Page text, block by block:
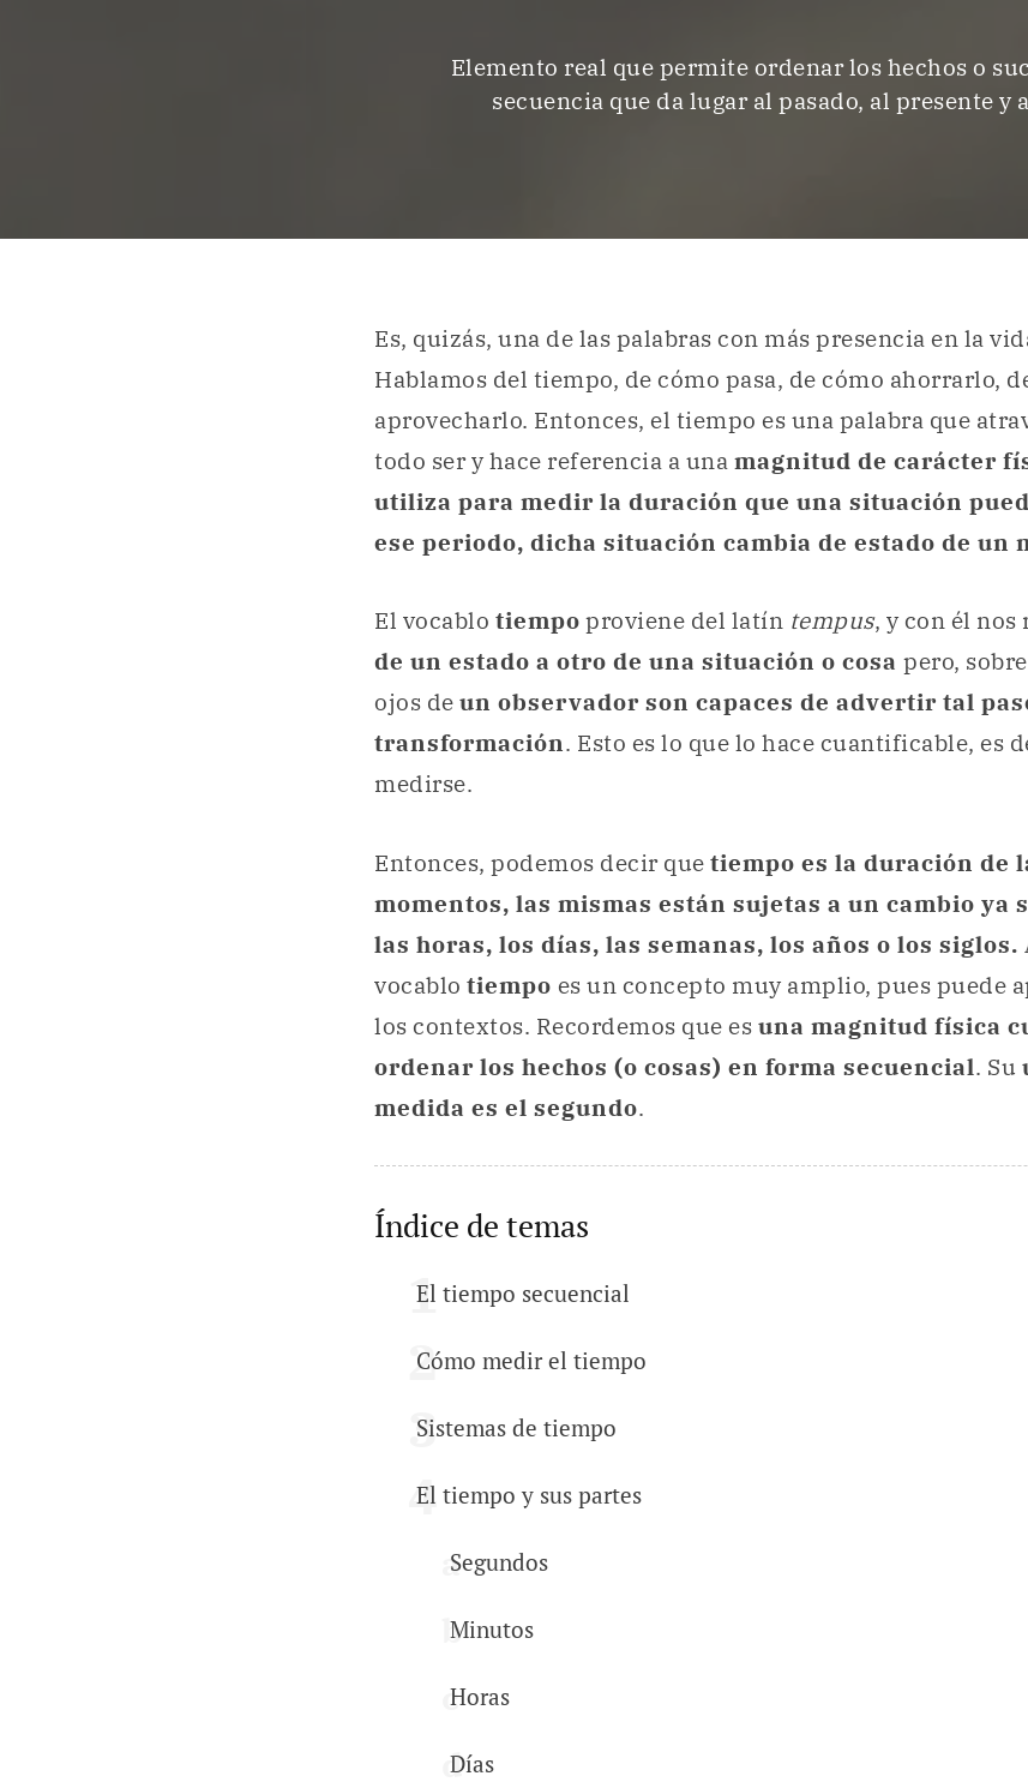
Elemento real que permite ordenar los hechos o
secuencia que da lugar al pasado, al presente y
Es, quizás, una de las palabras con más presencia en la
Hablamos del tiempo, de cómo pasa, de cómo ahorrarlo,
aprovecharlo. Entonces, el tiempo es una palabra que
todo ser y hace referencia a una magnitud de carácter
utiliza para medir la duración que una situación
ese periodo, dicha situación cambia de estado de un
El vocablo tiempo proviene del latín tempus, y con él nos
de un estado a otro de una situación o cosa pero,
ojos de un observador son capaces de advertir tal
transformación. Esto es lo que lo hace cuantificable, es
medirse.
Entonces, podemos decir que tiempo es la duración de
momentos, las mismas están sujetas a un cambio ya
las horas, los días, las semanas, los años o los siglos.
vocablo tiempo es un concepto muy amplio, pues puede
los contextos. Recordemos que es una magnitud física
ordenar los hechos (o cosas) en forma secuencial. Su
medida es el segundo.
Índice de temas
El tiempo secuencial
Cómo medir el tiempo
Sistemas de tiempo
El tiempo y sus partes
Segundos
Minutos
Horas
Días